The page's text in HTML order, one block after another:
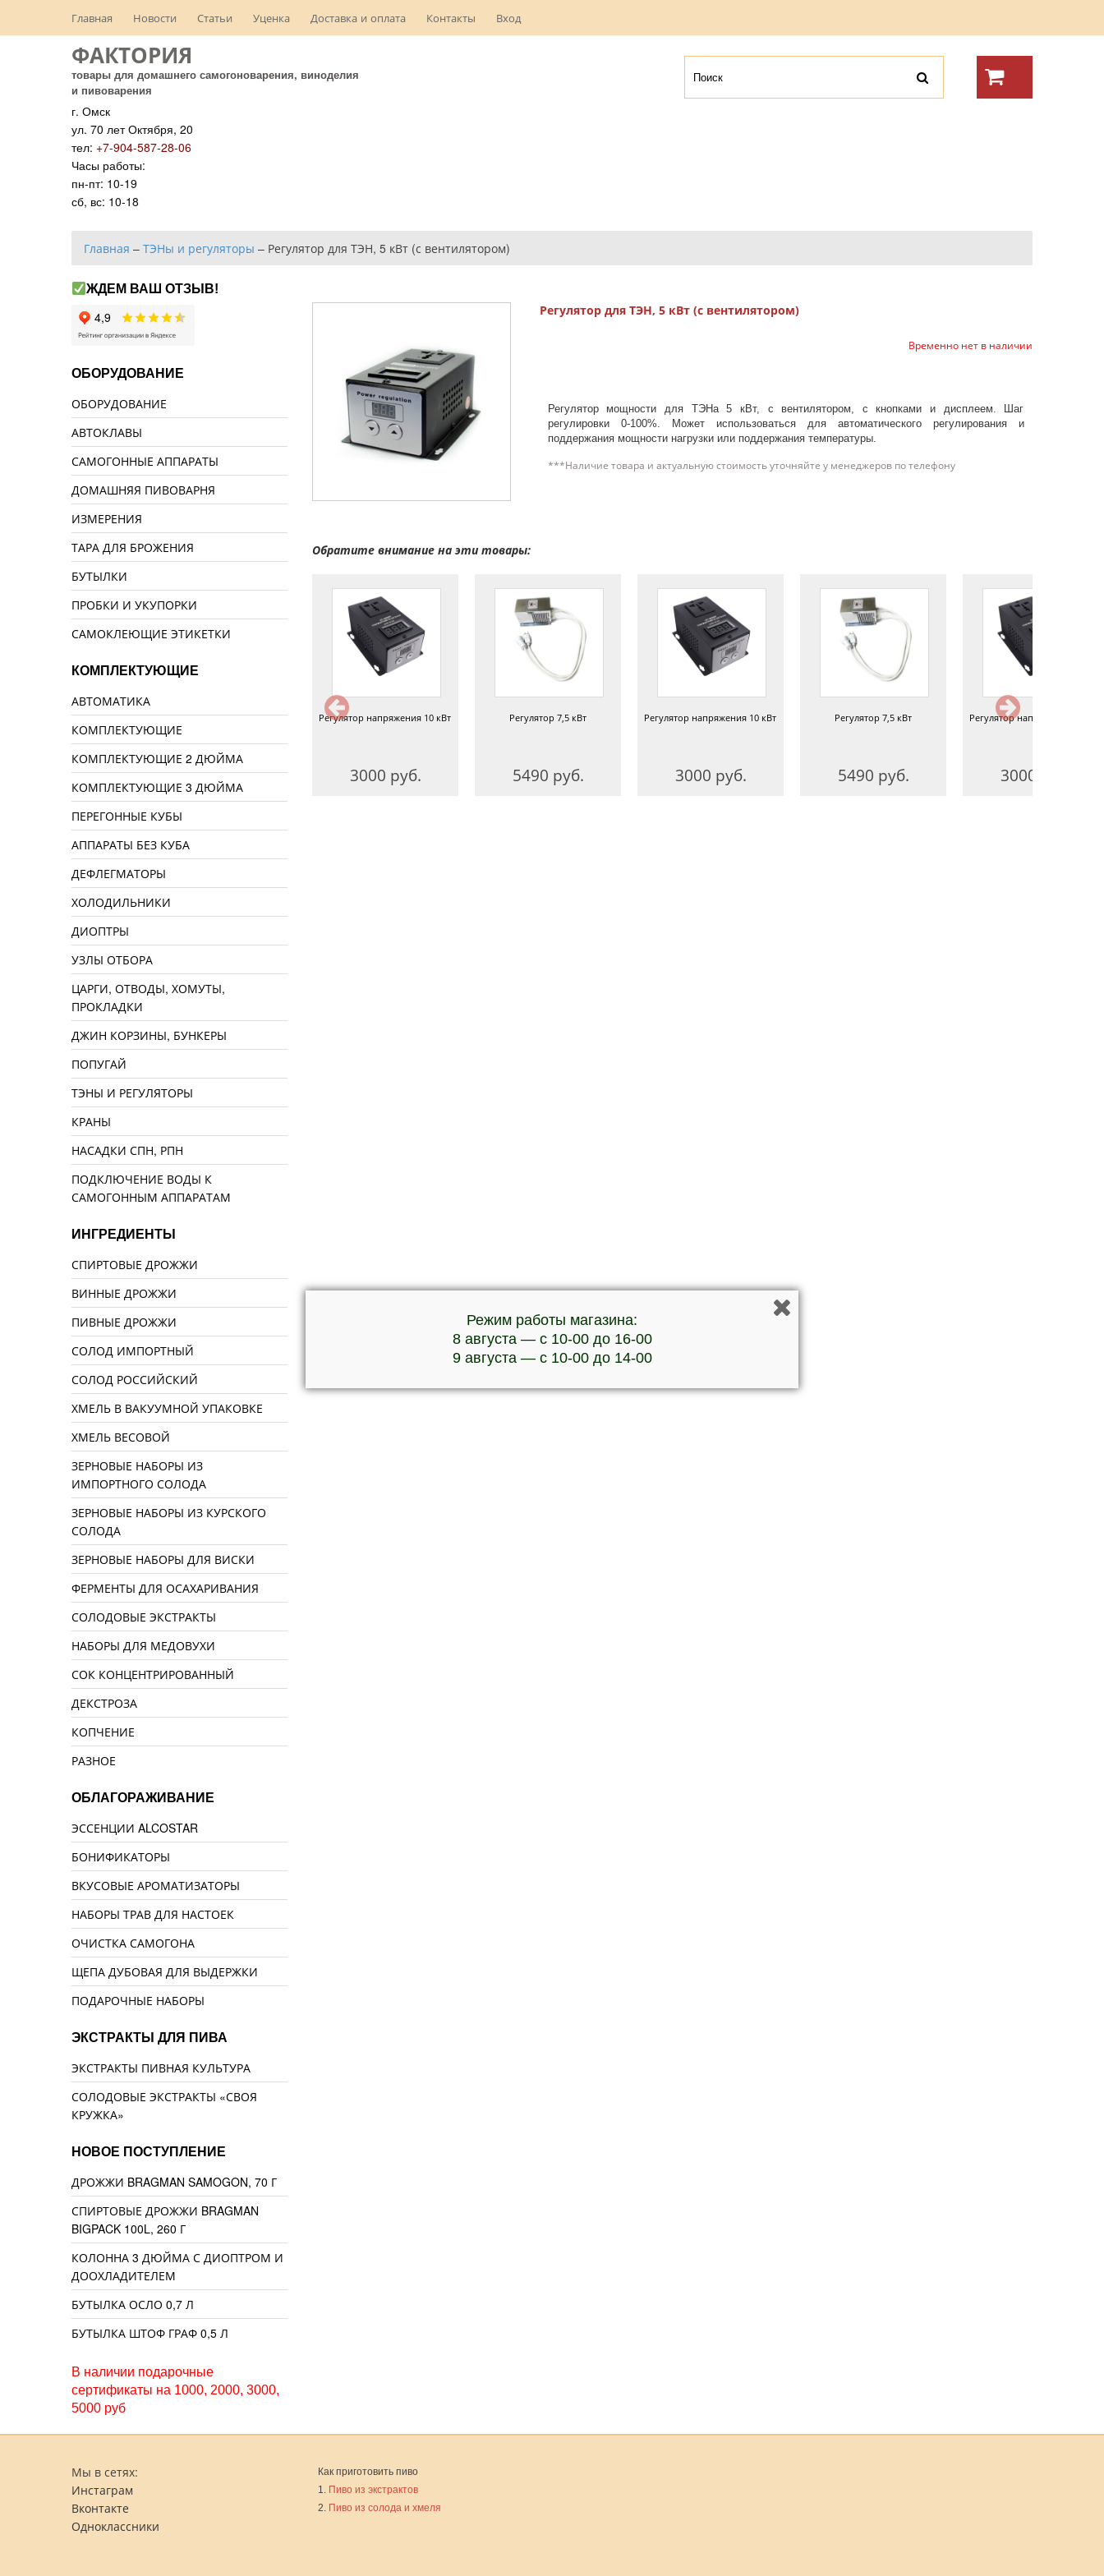
Главная Новости Статьи Уценка Доставка и оплата Контакты Вход
ФАКТОРИЯ
товары для домашнего самогоноварения, виноделия
и пивоварения
г. Омск
ул. 70 лет Октября, 20
тел: +7-904-587-28-06
Часы работы:
пн-пт: 10-19
сб, вс: 10-18
Главная – ТЭНы и регуляторы – Регулятор для ТЭН, 5 кВт (с вентилятором)
Регулятор для ТЭН, 5 кВт (с вентилятором)
Временно нет в наличии
Регулятор мощности для ТЭНа 5 кВт, с вентилятором, с кнопками и дисплеем. Шаг
регулировки 0-100%. Может использоваться для автоматического регулирования и
поддержания мощности нагрузки или поддержания температуры.
***Наличие товара и актуальную стоимость уточняйте у менеджеров по телефону
Обратите внимание на эти товары:
напряжения 10 кВт
3000 руб.
Регулятор 7,5 кВт
5490 руб.
Регулятор напряжения 10 кВт
3000 руб.
Регулятор 7,5 кВт
5490 руб.
Регулятор напряжения 10 кВт
3000 руб.
Регулятор 7,5 кВт
5490 руб.
Регулятор напряжения 10 кВт
3000 руб.
ЖДЕМ ВАШ ОТЗЫВ!
ОБОРУДОВАНИЕ
ОБОРУДОВАНИЕ
АВТОКЛАВЫ
САМОГОННЫЕ АППАРАТЫ
ДОМАШНЯЯ ПИВОВАРНЯ
ИЗМЕРЕНИЯ
ТАРА ДЛЯ БРОЖЕНИЯ
БУТЫЛКИ
ПРОБКИ И УКУПОРКИ
САМОКЛЕЮЩИЕ ЭТИКЕТКИ
КОМПЛЕКТУЮЩИЕ
АВТОМАТИКА
КОМПЛЕКТУЮЩИЕ
КОМПЛЕКТУЮЩИЕ 2 ДЮЙМА
КОМПЛЕКТУЮЩИЕ 3 ДЮЙМА
ПЕРЕГОННЫЕ КУБЫ
АППАРАТЫ БЕЗ КУБА
ДЕФЛЕГМАТОРЫ
ХОЛОДИЛЬНИКИ
ДИОПТРЫ
УЗЛЫ ОТБОРА
ЦАРГИ, ОТВОДЫ, ХОМУТЫ,
ПРОКЛАДКИ
ДЖИН КОРЗИНЫ, БУНКЕРЫ
ПОПУГАЙ
ТЭНЫ И РЕГУЛЯТОРЫ
КРАНЫ
НАСАДКИ СПН, РПН
ПОДКЛЮЧЕНИЕ ВОДЫ К
САМОГОННЫМ АППАРАТАМ
ИНГРЕДИЕНТЫ
СПИРТОВЫЕ ДРОЖЖИ
ВИННЫЕ ДРОЖЖИ
ПИВНЫЕ ДРОЖЖИ
СОЛОД ИМПОРТНЫЙ
СОЛОД РОССИЙСКИЙ
ХМЕЛЬ В ВАКУУМНОЙ УПАКОВКЕ
ХМЕЛЬ ВЕСОВОЙ
ЗЕРНОВЫЕ НАБОРЫ ИЗ
ИМПОРТНОГО СОЛОДА
ЗЕРНОВЫЕ НАБОРЫ ИЗ КУРСКОГО
СОЛОДА
ЗЕРНОВЫЕ НАБОРЫ ДЛЯ ВИСКИ
ФЕРМЕНТЫ ДЛЯ ОСАХАРИВАНИЯ
СОЛОДОВЫЕ ЭКСТРАКТЫ
НАБОРЫ ДЛЯ МЕДОВУХИ
СОК КОНЦЕНТРИРОВАННЫЙ
ДЕКСТРОЗА
КОПЧЕНИЕ
РАЗНОЕ
ОБЛАГОРАЖИВАНИЕ
ЭССЕНЦИИ ALCOSTAR
БОНИФИКАТОРЫ
ВКУСОВЫЕ АРОМАТИЗАТОРЫ
НАБОРЫ ТРАВ ДЛЯ НАСТОЕК
ОЧИСТКА САМОГОНА
ЩЕПА ДУБОВАЯ ДЛЯ ВЫДЕРЖКИ
ПОДАРОЧНЫЕ НАБОРЫ
ЭКСТРАКТЫ ДЛЯ ПИВА
ЭКСТРАКТЫ ПИВНАЯ КУЛЬТУРА
СОЛОДОВЫЕ ЭКСТРАКТЫ «СВОЯ
КРУЖКА»
НОВОЕ ПОСТУПЛЕНИЕ
ДРОЖЖИ BRAGMAN SAMOGON, 70 Г
СПИРТОВЫЕ ДРОЖЖИ BRAGMAN
BIGPACK 100L, 260 Г
КОЛОННА 3 ДЮЙМА С ДИОПТРОМ И
ДООХЛАДИТЕЛЕМ
БУТЫЛКА ОСЛО 0,7 Л
БУТЫЛКА ШТОФ ГРАФ 0,5 Л
В наличии подарочные
сертификаты на 1000, 2000, 3000,
5000 руб
Мы в сетях:
Инстаграм
Вконтакте
Одноклассники
Как приготовить пиво
1. Пиво из экстрактов
2. Пиво из солода и хмеля
Режим работы магазина:
8 августа — с 10-00 до 16-00
9 августа — с 10-00 до 14-00